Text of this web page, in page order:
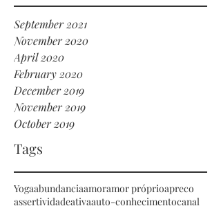
September 2021
November 2020
April 2020
February 2020
December 2019
November 2019
October 2019
Tags
Yogaabundanciaamoramor próprioapreco
assertividadeativaauto-conhecimentocanal